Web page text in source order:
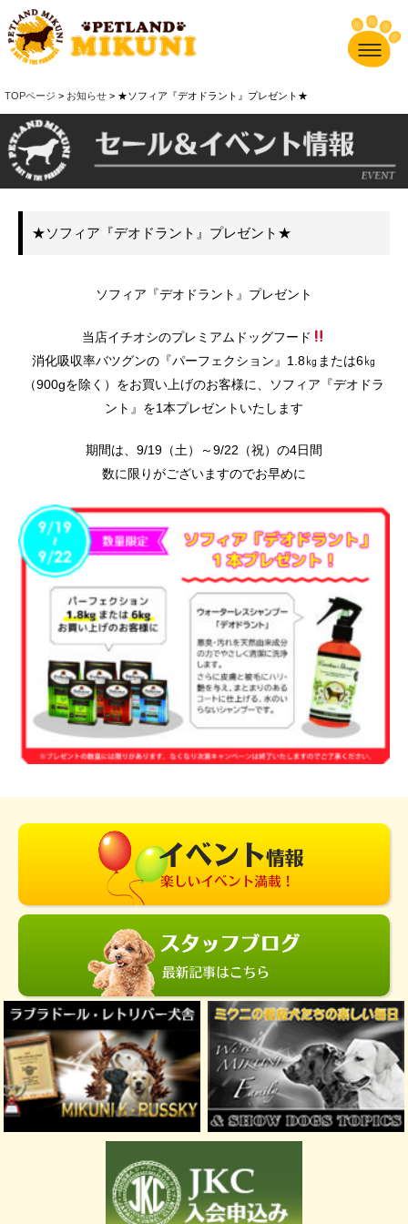
TOPページ > お知らせ > ★ソフィア『デオドラント』プレゼント★
★ソフィア『デオドラント』プレゼント★
ソフィア『デオドラント』プレゼント
当店イチオシのプレミアムドッグフード
消化吸収率バツグンの『パーフェクション』1.8㎏または6㎏
（900gを除く）をお買い上げのお客様に、ソフィア『デオドラ
ント』を1本プレゼントいたします
期間は、9/19（土）～9/22（祝）の4日間
数に限りがございますのでお早めに